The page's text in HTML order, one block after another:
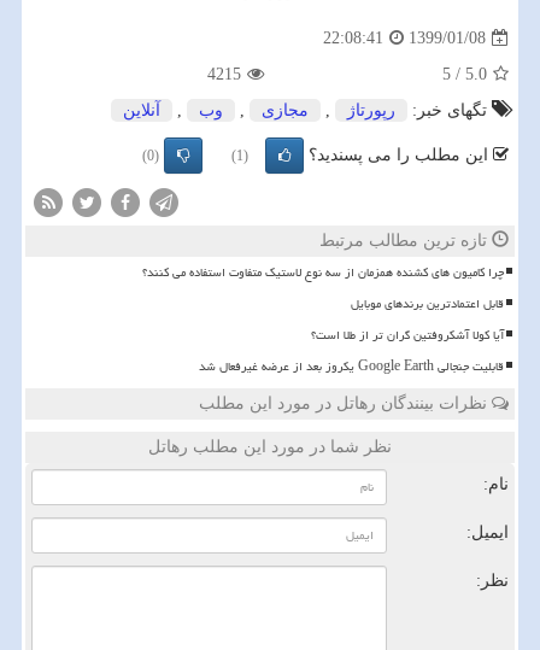
1399/01/08
22:08:41
5.0
/
5
4215
تگهای خبر:
رپورتاژ , مجازی , وب , آنلاین
این مطلب را می پسندید؟ (1)
(0)
تازه ترین مطالب مرتبط
چرا کامیون های کشنده همزمان از سه نوع لاستیک متفاوت استفاده می کنند؟
قابل اعتمادترین برندهای موبایل
آیا کولا آشکروفتین گران تر از طلا است؟
قابلیت جنجالی Google Earth یکروز بعد از عرضه غیرفعال شد
نظرات بینندگان رهاتل در مورد این مطلب
نظر شما در مورد این مطلب رهاتل
نام:
ایمیل:
نظر: